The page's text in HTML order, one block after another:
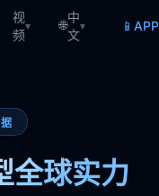
视
频
▾ 🌐
中
文
▾ 📱
全球实力